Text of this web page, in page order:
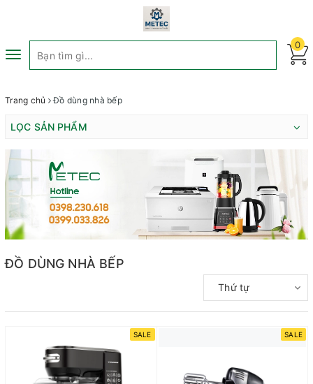
Toggle
navigation
0
Trang chủ Đồ dùng nhà bếp
LỌC SẢN PHẨM
ĐỒ DÙNG NHÀ BẾP
Thứ tự
SALE SALE